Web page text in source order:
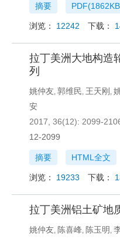
摘要 PDF(1862KB
浏览： 12242 下载：
拉丁美洲大地构造
列
姚仲友, 郭维民, 王天刚 ,
安
2017, 36(12): 2099-
12-2099
摘要 HTML全文
浏览： 19233 下载：
拉丁美洲铝土矿地
姚仲友, 陈喜峰, 陈玉明 ,